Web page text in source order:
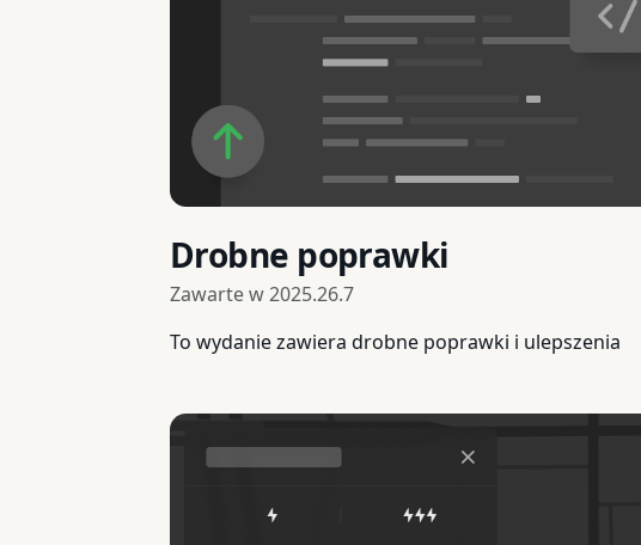
Drobne poprawki
Zawarte w2025.26.7
To wydanie zawiera drobne poprawki i ulepszenia